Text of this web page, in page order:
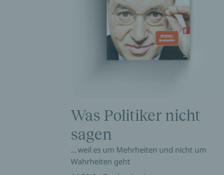
Was Politiker nicht
sagen
... weil es um Mehrheiten und nicht um
Wahrheiten geht